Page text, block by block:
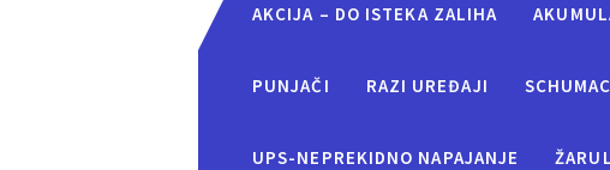
AKCIJA – DO ISTEKA ZALIHA
PUNJAČI RAZI UREĐAJI
UPS-NEPREKIDNO NAPAJANJE